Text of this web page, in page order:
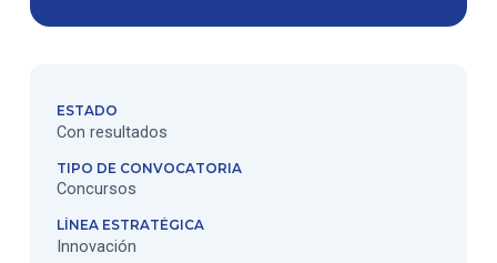
ESTADO
Con resultados
TIPO DE CONVOCATORIA
Concursos
LÍNEA ESTRATÉGICA
Innovación